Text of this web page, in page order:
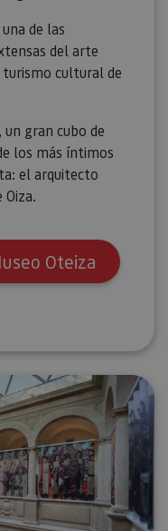
de las
del arte
cultural de
gran cubo de
los más íntimos
el arquitecto
Oiza.
Oteiza